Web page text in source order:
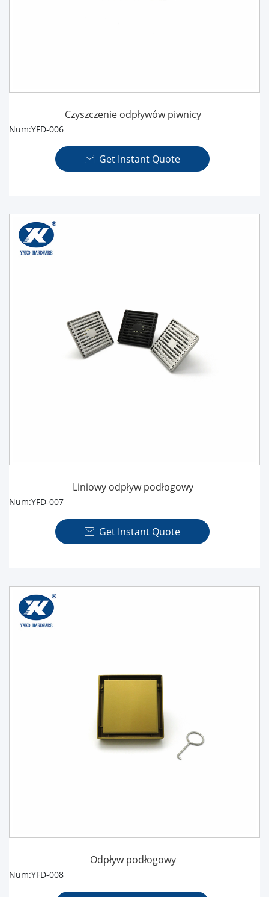
Czyszczenie odpływów piwnicy
Num:YFD-006
 Get Instant Quote
Liniowy odpływ podłogowy
Num:YFD-007
 Get Instant Quote
Odpływ podłogowy
Num:YFD-008